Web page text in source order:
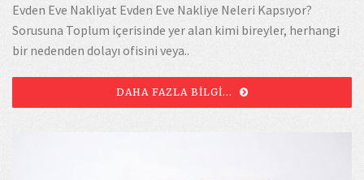
Evden Eve Nakliyat Evden Eve Nakliye Neleri Kapsıyor?
Sorusuna Toplum içerisinde yer alan kimi bireyler, herhangi
bir nedenden dolayı ofisini veya..
DAHA FAZLA BILGI...